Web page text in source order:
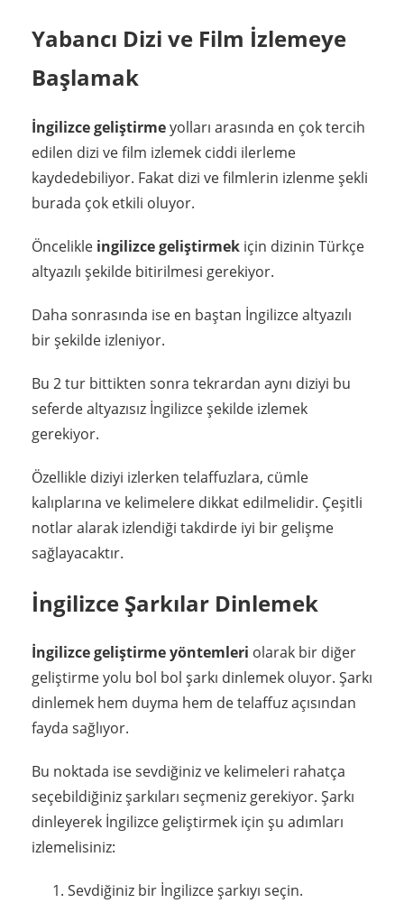
Yabancı Dizi ve Film İzlemeye
Başlamak
İngilizce geliştirmeyolları arasında en çok tercih
edilen dizi ve film izlemek ciddi ilerleme
kaydedebiliyor. Fakat dizi ve filmlerin izlenme şekli
burada çok etkili oluyor.
Öncelikle ingilizce geliştirmek için dizinin Türkçe
altyazılı şekilde bitirilmesi gerekiyor.
Daha sonrasında ise en baştan İngilizce altyazılı
bir şekilde izleniyor.
Bu 2 tur bittikten sonra tekrardan aynı diziyi bu
seferde altyazısız İngilizce şekilde izlemek
gerekiyor.
Özellikle diziyi izlerken telaffuzlara, cümle
kalıplarına ve kelimelere dikkat edilmelidir. Çeşitli
notlar alarak izlendiği takdirde iyi bir gelişme
sağlayacaktır.
İngilizce Şarkılar Dinlemek
İngilizce geliştirme yöntemleri olarak bir diğer
geliştirme yolu bol bol şarkı dinlemek oluyor. Şarkı
dinlemek hem duyma hem de telaffuz açısından
fayda sağlıyor.
Bu noktada ise sevdiğiniz ve kelimeleri rahatça
seçebildiğiniz şarkıları seçmeniz gerekiyor. Şarkı
dinleyerek İngilizce geliştirmek için şu adımları
izlemelisiniz:
Sevdiğiniz bir İngilizce şarkıyı seçin.